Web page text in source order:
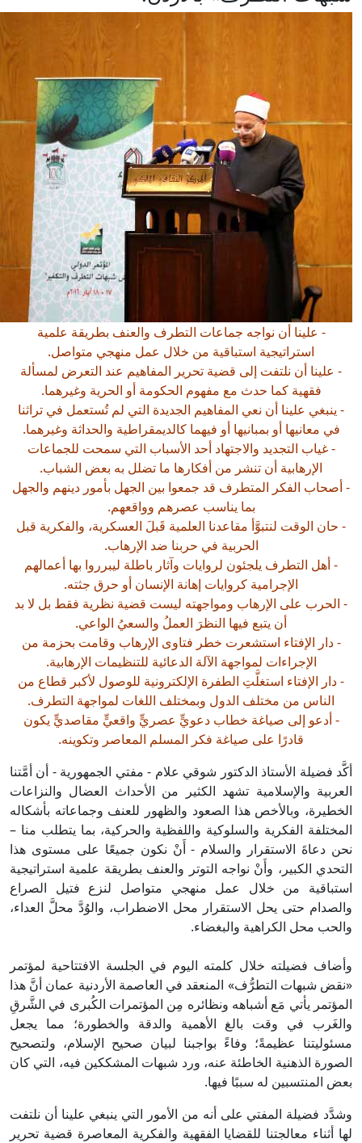
- علينا أن نواجه جماعات التطرف والعنف بطريقة علمية
استراتيجية استباقية من خلال عمل منهجي متواصل.
- علينا أن نلتفت إلى قضية تحرير المفاهيم عند التعرض لمسألة
فقهية كما حدث مع مفهوم الحكومة أو الحرية وغيرهما.
- ينبغي علينا أن نعي المفاهيم الجديدة التي لم تُستعمل في تراثنا
في معانيها أو بمبانيها أو فيهما كالديمقراطية والحداثة وغيرهما.
- غياب التجديد والاجتهاد أحد الأسباب التي سمحت للجماعات
الإرهابية أن تنشر من أفكارها ما تضلل به بعض الشباب.
أصحاب الفكر المتطرف قد جمعوا بين الجهل بأمور دينهم والجهل
بما يناسب عصرهم وواقعهم.
- حان الوقت لنتبوَّأ مقاعدنا العلمية قَبلَ العسكرية، والفكرية قبل
الحربية في حربنا ضد الإرهاب.
- أهل التطرف يلجئون لروايات وآثار باطلة ليبرروا بها أعمالهم
الإجرامية كروايات إهانة الإنسان أو حرق جثته.
- الحرب على الإرهاب ومواجهته ليست قضية نظرية فقط بل لا بد
أن يتبع فيها النظرَ العملُ والسعيُ الواعي.
- دار الإفتاء استشعرت خطر فتاوى الإرهاب وقامت بحزمة من
الإجراءات لمواجهة الآلة الدعائية للتنظيمات الإرهابية.
- دار الإفتاء استغلَّتِ الطفرة الإلكترونية للوصول لأكبر قطاع من
الناس من مختلف الدول وبمختلف اللغات لمواجهة التطرف.
- أدعو إلى صياغة خطاب دعويٍّ عصريٍّ واقعيٍّ مقاصديٍّ يكون
قادرًا على صياغة فكر المسلم المعاصر وتكوينه.
فضيلة الأستاذ الدكتور شوقي علام - مفتي الجمهورية - أن أمَّتنا
والإسلامية تشهد الكثير من الأحداث العضال والنزاعات
وبالأخص هذا الصعود والظهور للعنف وجماعاته بأشكاله
الفكرية والسلوكية واللفظية والحركية، بما يتطلب منا –
دعاةَ الاستقرار والسلام - أَنْ نكون جميعًا على مستوى هذا
الكبير، وأَنْ نواجه التوتر والعنف بطريقة علمية استراتيجية
من خلال عمل منهجي متواصل لنزع فتيل الصراع
حتى يحل الاستقرار محل الاضطراب، والوُدَّ محلَّ العداء،
محل الكراهية والبغضاء.
فضيلته خلال كلمته اليوم في الجلسة الافتتاحية لمؤتمر
شبهات التطرُّف» المنعقد في العاصمة الأردنية عمان أنَّ هذا
يأتي مَع أشباهه ونظائره مِن المؤتمرات الكُبرى في الشَّرقِ
في وقت بالغ الأهمية والدقة والخطورة؛ مما يجعل
عظيمةً؛ وفاءً بواجبنا لبيان صحيح الإسلام، ولتصحيح
الذهنية الخاطئة عنه، ورد شبهات المشككين فيه، التي كان
المنتسبين له سببًا فيها.
فضيلة المفتي على أنه من الأمور التي ينبغي علينا أن نلتفت
أثناء معالجتنا للقضايا الفقهية والفكرية المعاصرة قضية تحرير